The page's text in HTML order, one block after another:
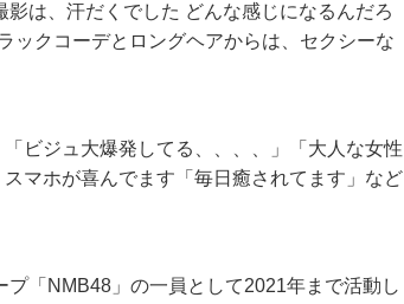
は、汗だくでした どんな感じになるんだろ
ックコーデとロングヘアからは、セクシーな
ビジュ大爆発してる、、、、」「大人な女性
マホが喜んでます「毎日癒されてます」など
「NMB48」の一員として2021年まで活動し